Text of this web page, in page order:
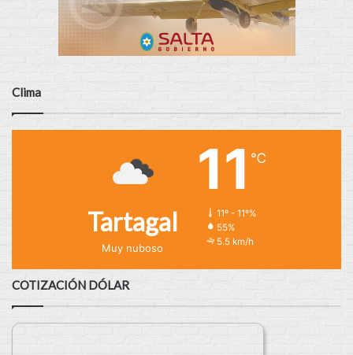
Clima
Tartagal
Muy nuboso
11 ℃
11º - 11º%
55%
5.5 km/h
COTIZACIÓN DÓLAR